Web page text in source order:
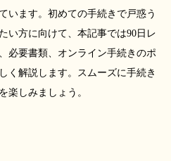
います。初めての手続きで戸惑う
い方に向けて、本記事では90日レ
必要書類、オンライン手続きのポ
く解説します。スムーズに手続き
楽しみましょう。